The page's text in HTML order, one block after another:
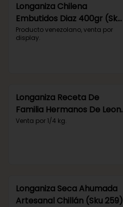
Longaniza Chilena
Embutidos Diaz 400gr (Sku
430)
Producto venezolano, venta por
display.
Longaniza Receta De
Familia Hermanos De Leon
(Sku 295)
Venta por 1/4 kg.
Longaniza Seca Ahumada
Artesanal Chillán (Sku 259)